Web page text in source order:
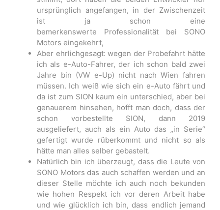
ursprünglich angefangen, in der Zwischenzeit
ist ja schon eine
bemerkenswerte Professionalität bei SONO
Motors eingekehrt,
Aber ehrlichgesagt: wegen der Probefahrt hätte
ich als e-Auto-Fahrer, der ich schon bald zwei
Jahre bin (VW e-Up) nicht nach Wien fahren
müssen. Ich weiß wie sich ein e-Auto fährt und
da ist zum SION kaum ein unterschied, aber bei
genauerem hinsehen, hofft man doch, dass der
schon vorbestellte SION, dann 2019
ausgeliefert, auch als ein Auto das „in Serie“
gefertigt wurde rüberkommt und nicht so als
hätte man alles selber gebastelt.
Natürlich bin ich überzeugt, dass die Leute von
SONO Motors das auch schaffen werden und an
dieser Stelle möchte ich auch noch bekunden
wie hohen Respekt ich vor deren Arbeit habe
und wie glücklich ich bin, dass endlich jemand